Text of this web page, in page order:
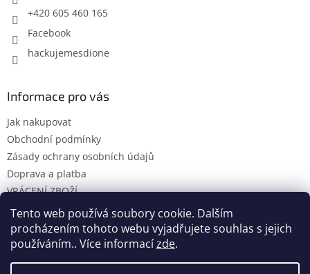
Tento web používá soubory cookie. Dalším
procházením tohoto webu vyjadřujete souhlas s jejich
používáním.. Více informacízde.
+420 605 460 165
Facebook
hackujemesdione
Informace pro vás
Jak nakupovat
Obchodní podmínky
Zásady ochrany osobních údajů
Doprava a platba
VRÁCENÍ ZBOŽÍ
KONTAKTY